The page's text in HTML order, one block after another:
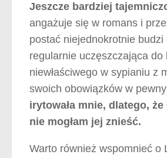
Jeszcze bardziej
angażuje się w romans i
postać niejednokrotnie
regularnie uczęszczająca do
niewłaściwego w sypianiu z
swoich obowiązków w
irytowała mnie, dlatego,
nie mogłam jej znieść.
Warto również wspomnieć o